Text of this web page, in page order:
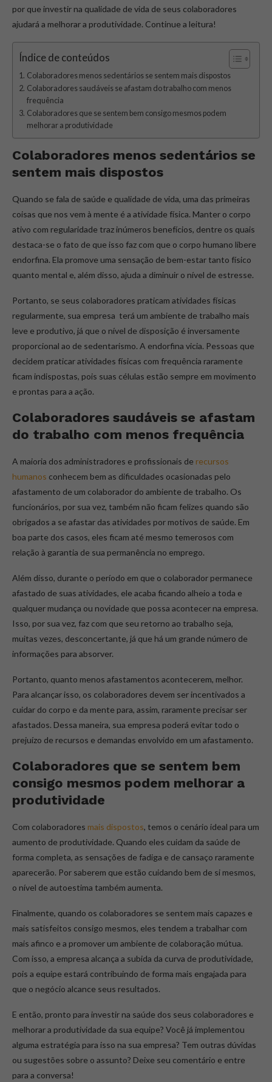
por que investir na qualidade de vida de seus colaboradores
ajudará a melhorar a produtividade. Continue a leitura!
Índice de conteúdos
Colaboradores menos sedentários se sentem mais dispostos
Colaboradores saudáveis se afastam do trabalho com menos
frequência
Colaboradores que se sentem bem consigo mesmos podem
melhorar a produtividade
Colaboradores menos sedentários se
sentem mais dispostos
Quando se fala de saúde e qualidade de vida, uma das primeiras
coisas que nos vem à mente é a atividade física. Manter o corpo
ativo com regularidade traz inúmeros benefícios, dentre os quais
destaca-se o fato de que isso faz com que o corpo humano libere
endorfina. Ela promove uma sensação de bem-estar tanto físico
quanto mental e, além disso, ajuda a diminuir o nível de estresse.
Portanto, se seus colaboradores praticam atividades físicas
regularmente, sua empresa terá um ambiente de trabalho mais
leve e produtivo, já que o nível de disposição é inversamente
proporcional ao de sedentarismo. A endorfina vicia. Pessoas que
decidem praticar atividades físicas com frequência raramente
ficam indispostas, pois suas células estão sempre em movimento
e prontas para a ação.
Colaboradores saudáveis se afastam
do trabalho com menos frequência
A maioria dos administradores e profissionais de recursos
humanos conhecem bem as dificuldades ocasionadas pelo
afastamento de um colaborador do ambiente de trabalho. Os
funcionários, por sua vez, também não ficam felizes quando são
obrigados a se afastar das atividades por motivos de saúde. Em
boa parte dos casos, eles ficam até mesmo temerosos com
relação à garantia de sua permanência no emprego.
Além disso, durante o período em que o colaborador permanece
afastado de suas atividades, ele acaba ficando alheio a toda e
qualquer mudança ou novidade que possa acontecer na empresa.
Isso, por sua vez, faz com que seu retorno ao trabalho seja,
muitas vezes, desconcertante, já que há um grande número de
informações para absorver.
Portanto, quanto menos afastamentos acontecerem, melhor.
Para alcançar isso, os colaboradores devem ser incentivados a
cuidar do corpo e da mente para, assim, raramente precisar ser
afastados. Dessa maneira, sua empresa poderá evitar todo o
prejuízo de recursos e demandas envolvido em um afastamento.
Colaboradores que se sentem bem
consigo mesmos podem melhorar a
produtividade
Com colaboradores mais dispostos, temos o cenário ideal para um
aumento de produtividade. Quando eles cuidam da saúde de
forma completa, as sensações de fadiga e de cansaço raramente
aparecerão. Por saberem que estão cuidando bem de si mesmos,
o nível de autoestima também aumenta.
Finalmente, quando os colaboradores se sentem mais capazes e
mais satisfeitos consigo mesmos, eles tendem a trabalhar com
mais afinco e a promover um ambiente de colaboração mútua.
Com isso, a empresa alcança a subida da curva de produtividade,
pois a equipe estará contribuindo de forma mais engajada para
que o negócio alcance seus resultados.
E então, pronto para investir na saúde dos seus colaboradores e
melhorar a produtividade da sua equipe? Você já implementou
alguma estratégia para isso na sua empresa? Tem outras dúvidas
ou sugestões sobre o assunto? Deixe seu comentário e entre
para a conversa!